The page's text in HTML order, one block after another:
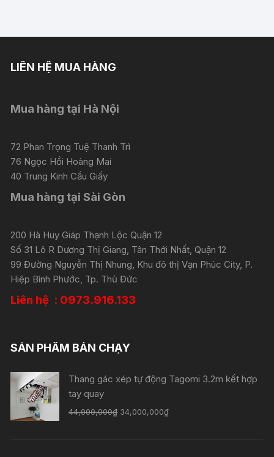
LIÊN HỆ MUA HÀNG
Mua hàng tại Hà Nội
72 Phan Trọng Tuệ Thanh Trì
76 Ngọc Hồi Hoàng Mai
40 Trung Kinh Cầu Giấy
Mua hàng tại Sài Gòn
200 Hà Huy Giáp Thạnh Lộc Quận 12
Số 31 Lô R Dương Thị Giang, Tân Thới Nhất, Quận 12
99 Đường Nguyễn Thị Nhung, Khu đô thị Vạn Phúc City, P.
Hiệp Bình Phước, Tp. Thủ Đức
Liên hệ : 0973.916.133
SẢN PHẨM BÁN CHẠY
Thang gác xép tự động Tagomi 3.2m kết hợp
tay quay
44,000,000₫ 34,000,000₫